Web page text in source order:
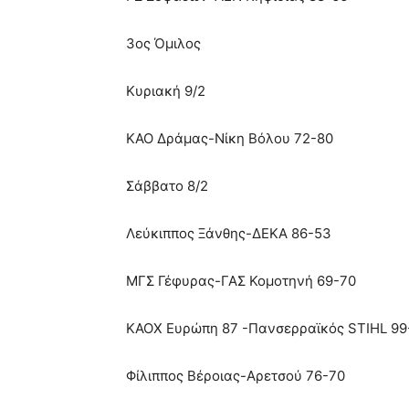
3ος Όμιλος
Κυριακή 9/2
ΚΑΟ Δράμας-Νίκη Βόλου 72-80
Σάββατο 8/2
Λεύκιππος Ξάνθης-ΔΕΚΑ 86-53
ΜΓΣ Γέφυρας-ΓΑΣ Κομοτηνή 69-70
ΚΑΟΧ Ευρώπη 87 -Πανσερραϊκός STIHL
Φίλιππος Βέροιας-Αρετσού 76-70